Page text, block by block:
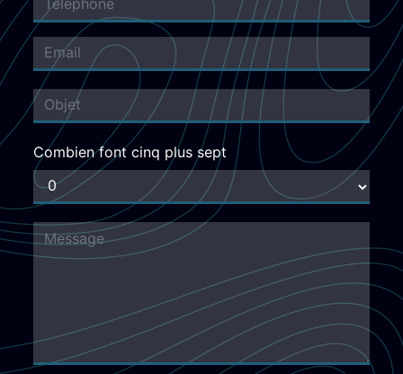
Combien font cinq plus sept